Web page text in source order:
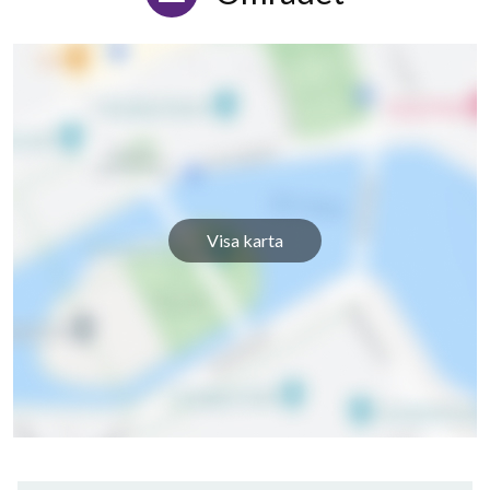
Visa karta